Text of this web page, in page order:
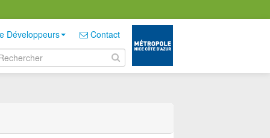
Développeurs Contact